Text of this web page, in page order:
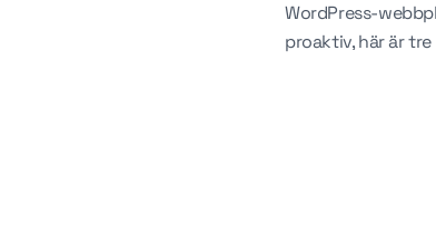
WordPress-
proaktiv, här är